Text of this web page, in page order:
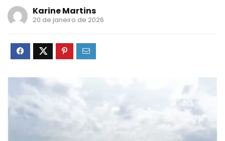
Karine Martins
20 de janeiro de 2026